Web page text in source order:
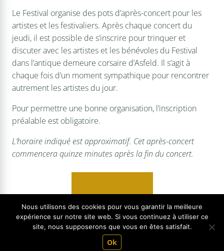
Le Festival organise des pots d’après-concert pour les
artistes et les festivaliers. Après chaque concert du
jeudi, il est possible de s’inscrire pour trinquer et
discuter avec les artistes et les bénévoles du Festival
dans l’antique demeure corsaire d’Asfeld. Il s’agit à
chaque fois d’un moment sympathique pour rencontrer
autrement les artistes du jour.
Pour permettre une bonne organisation, l’inscription
préalable est obligatoire.
L’horaire indiqué est approximatif. Cet après-concert
commencera quinze minutes après la fin du concert.
(*) Sur présentation d'un justificatif.
Nous utilisons des cookies pour vous garantir la meilleure
expérience sur notre site web. Si vous continuez à utiliser ce
site, nous supposerons que vous en êtes satisfait.
Ok